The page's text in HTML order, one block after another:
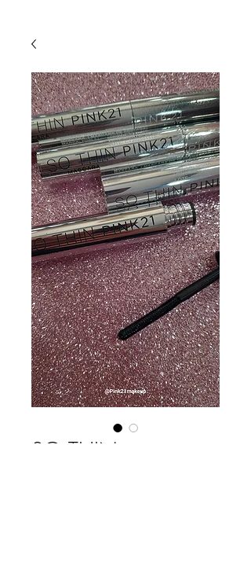
SO THIN